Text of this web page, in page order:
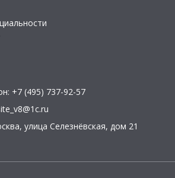
+7 (495) 737-92-57
, улица Селезнёвская, дом 21